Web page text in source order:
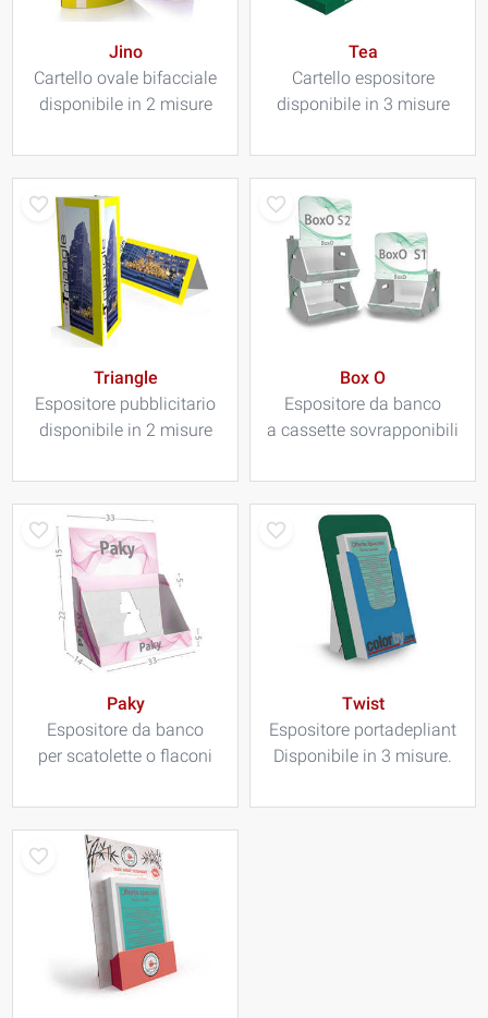
Jino
Cartello ovale bifacciale
disponibile in 2 misure
Tea
Cartello espositore
disponibile in 3 misure
Triangle
Espositore pubblicitario
disponibile in 2 misure
Box O
Espositore da banco
a cassette sovrapponibili
Paky
Espositore da banco
per scatolette o flaconi
Twist
Espositore portadepliant
Disponibile in 3 misure.